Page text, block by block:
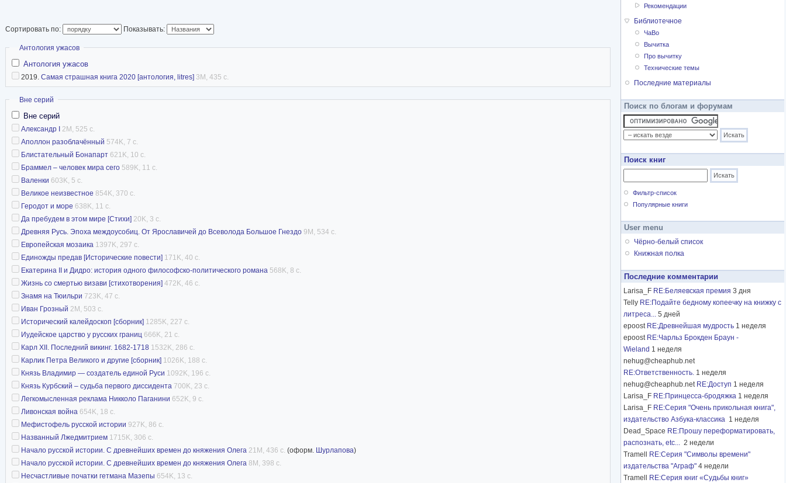
Сортировать по: Показывать:
Скрыть
Антология ужасов
Антология ужасов
2019. Самая страшная книга 2020 [антология, litres] 3M, 435 с.
Скрыть
Вне серий
Вне серий
Александр I 2M, 525 с.
Аполлон разоблачённый 574K, 7 с.
Блистательный Бонапарт 621K, 10 с.
Браммел – человек мира сего 589K, 11 с.
Валенки 603K, 5 с.
Великое неизвестное 854K, 370 с.
Геродот и море 638K, 11 с.
Да пребудем в этом мире [Стихи] 20K, 3 с.
Древняя Русь. Эпоха междоусобиц. От Ярославичей до Всеволода Большое Гнездо 9M, 534 с.
Европейская мозаика 1397K, 297 с.
Единожды предав [Исторические повести] 171K, 40 с.
Екатерина II и Дидро: история одного философско-политического романа 568K, 8 с.
Жизнь со смертью визави [стихотворения] 472K, 46 с.
Знамя на Тюильри 723K, 47 с.
Иван Грозный 2M, 503 с.
Исторический калейдоскоп [сборник] 1285K, 227 с.
Иудейское царство у русских границ 666K, 21 с.
Карл XII. Последний викинг. 1682-1718 1532K, 286 с.
Карлик Петра Великого и другие [сборник] 1026K, 188 с.
Князь Владимир — создатель единой Руси 1092K, 196 с.
Князь Курбский – судьба первого диссидента 700K, 23 с.
Легкомысленная реклама Никколо Паганини 652K, 9 с.
Ливонская война 654K, 18 с.
Мефистофель русской истории 927K, 86 с.
Названный Лжедмитрием 1715K, 306 с.
Начало русской истории. С древнейших времен до княжения Олега 21M, 436 с. (оформ. Шурлапова)
Начало русской истории. С древнейших времен до княжения Олега 8M, 398 с.
Несчастливые початки гетмана Мазепы 654K, 13 с.
Рекомендации
Библиотечное
ЧаВо
Вычитка
Про вычитку
Технические темы
Последние материалы
Поиск по блогам и форумам
Поиск книг
Фильтр-список
Популярные книги
User menu
Чёрно-белый список
Книжная полка
Последние комментарии
Larisa_F RE:Беляевская премия 3 дня
Telly RE:Подайте бедному копеечку на книжку с
литреса... 5 дней
epoost RE:Древнейшая мудрость 1 неделя
epoost RE:Чарльз Брокден Браун -
Wieland 1 неделя
nehug@cheaphub.net
RE:Ответственность. 1 неделя
nehug@cheaphub.net RE:Доступ 1 неделя
Larisa_F RE:Принцесса-бродяжка 1 неделя
Larisa_F RE:Серия "Очень прикольная книга",
издательство Азбука-классика 1 неделя
Dead_Space RE:Прошу переформатировать,
распознать, etc... 2 недели
Tramell
RE:Серия "Символы времени"
издательства "Аграф" 4 недели
Tramell
RE:Серия книг «Судьбы книг»